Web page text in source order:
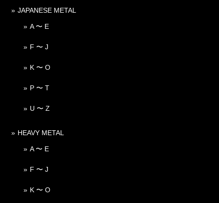
JAPANESE METAL
A 〜 E
F 〜 J
K 〜 O
P 〜 T
U 〜 Z
HEAVY METAL
A 〜 E
F 〜 J
K 〜 O